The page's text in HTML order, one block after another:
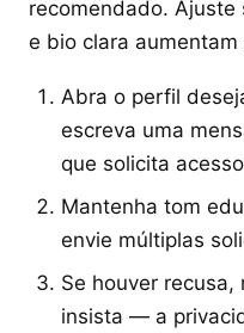
recomendado.
e bio clara
Abra o perfil
escreva uma
que solicita
Mantenha tom
envie múltiplas
Se houver
insista — a